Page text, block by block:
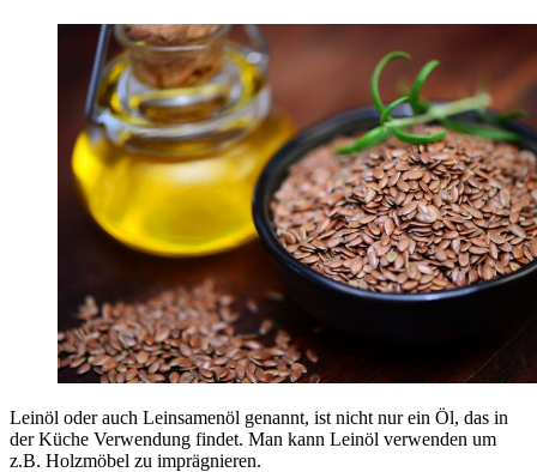
Leinöl oder auch Leinsamenöl genannt, ist nicht nur ein Öl, das in
der Küche Verwendung findet. Man kann Leinöl verwenden um
z.B. Holzmöbel zu imprägnieren.